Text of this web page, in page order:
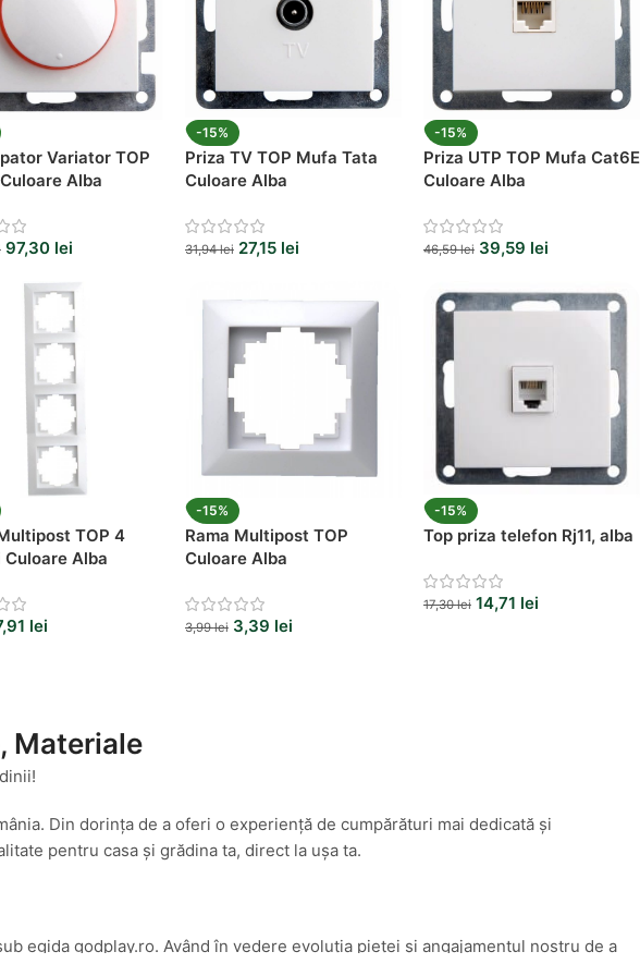
Variator TOP
Alba
97,30 lei
-15%
Priza TV TOP Mufa Tata
Culoare Alba
31,94lei 27,15 lei
-15%
Priza UTP TOP Mufa Cat6E
Culoare Alba
46,59lei 39,59 lei
TOP 4
Culoare Alba
lei
-15%
Rama Multipost TOP
Culoare Alba
3,99lei 3,39 lei
-15%
Top priza telefon Rj11, alba
17,30lei 14,71 lei
Materiale
Din dorința de a oferi o experiență de cumpărături mai dedicată și
pentru casa și grădina ta, direct la ușa ta.
egida godplay.ro. Având în vedere evoluția pieței și angajamentul nostru de a